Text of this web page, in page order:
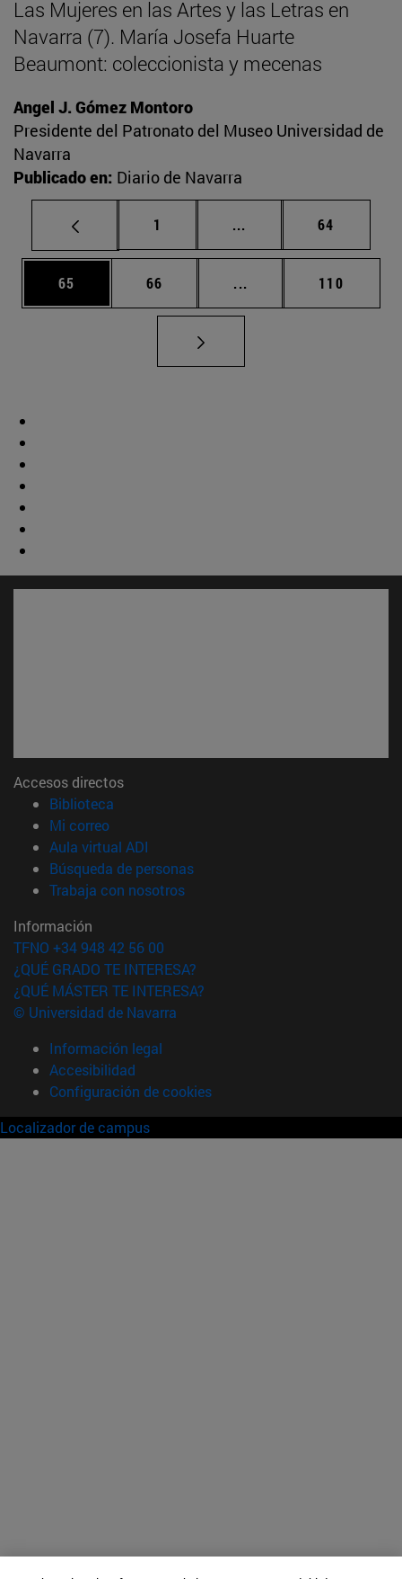
Las Mujeres en las Artes y las Letras en
Navarra (7). María Josefa Huarte
Beaumont: coleccionista y mecenas
Angel J. Gómez Montoro
Presidente del Patronato del Museo Universidad de
Navarra
Publicado en: Diario de Navarra
Página
1 ... Páginas intermedias
Página
64
Página
65 Página
66 ... Páginas intermedias
Página
110
Accesos directos
Biblioteca
Mi correo(abre en nueva ventana)
Aula virtual ADI
Búsqueda de personas(abre en nueva ventana)
Trabaja con nosotros(abre en nueva ventana)
Información
TFNO +34 948 42 56 00
¿QUÉ GRADO TE INTERESA?
¿QUÉ MÁSTER TE INTERESA?
© Universidad de Navarra
Información legal
Accesibilidad
Configuración de cookies
Localizador de campus